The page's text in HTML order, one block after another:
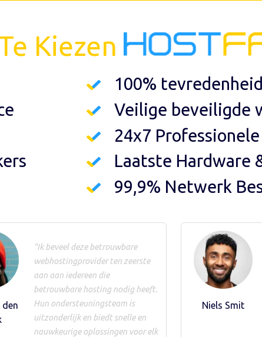
Kiezen
100%
Veilige beveiligde
24x7
Laatste Hardware
99,9% Netwerk
den
"Ik beveel deze betrouwbare
webhostingprovider ten zeerste
aan aan iedereen die
betrouwbare hosting nodig heeft.
Hun ondersteuningsteam is
uitzonderlijk en biedt snelle en
nauwkeurige oplossingen voor elk
Niels Smit